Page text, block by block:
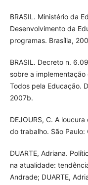
BRASIL. Ministério da
Desenvolvimento da
programas. Brasília,
BRASIL. Decreto n.
sobre a
Todos pela Educação.
2007b.
DEJOURS, C. A
do trabalho. São Paulo:
DUARTE, Adriana.
na atualidade:
Andrade; DUARTE,